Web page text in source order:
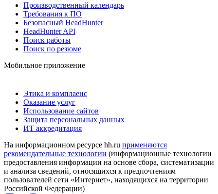
Производственный календарь
Требования к ПО
Безопасный HeadHunter
HeadHunter API
Поиск работы
Поиск по резюме
Мобильное приложение
Этика и комплаенс
Оказание услуг
Использование сайтов
Защита персональных данных
ИТ аккредитация
На информационном ресурсе hh.ru применяются
рекомендательные технологии (информационные технологии
предоставления информации на основе сбора, систематизации
и анализа сведений, относящихся к предпочтениям
пользователей сети «Интернет», находящихся на территории
Российской Федерации)